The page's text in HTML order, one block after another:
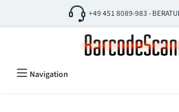
Zum Hauptinhalt springen+49 451 8089-983 -
Navigation